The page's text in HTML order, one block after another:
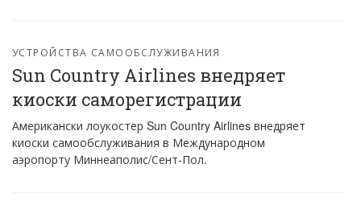
УСТРОЙСТВА САМООБСЛУЖИВАНИЯ
Sun Country Airlines внедряет
киоски саморегистрации
Американски лоукостер Sun Country Airlines внедряет
киоски самообслуживания в Международном
аэропорту Миннеаполис/Сент-Пол.